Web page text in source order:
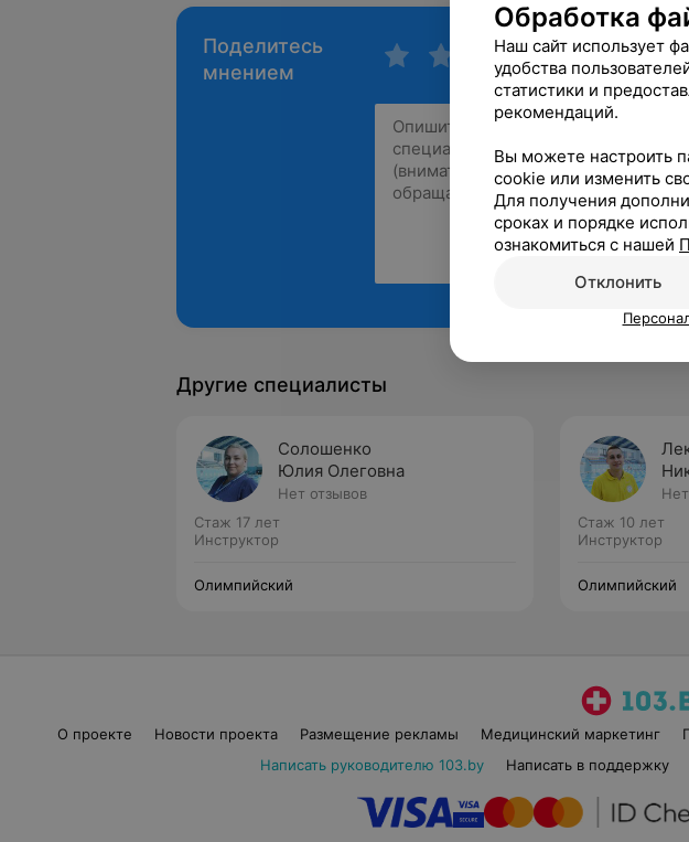
Поделитесь
мнением
Другие специалисты
Солошенко
Юлия Олеговна
Нет отзывов
Стаж 17 лет
Инструктор
Олимпийский
Стаж 10 лет
Инструктор
Олимпийский
О проекте Новости проекта Размещение рекламы Медицинский маркетинг
Написать руководителю 103.by
Написать в поддержку
Обработка
Наш сайт использует
удобства
статистики и
рекомендаций.
Вы можете настроить
cookie или изменить
Для получения
сроках и порядке
ознакомиться с нашей
Отклонить